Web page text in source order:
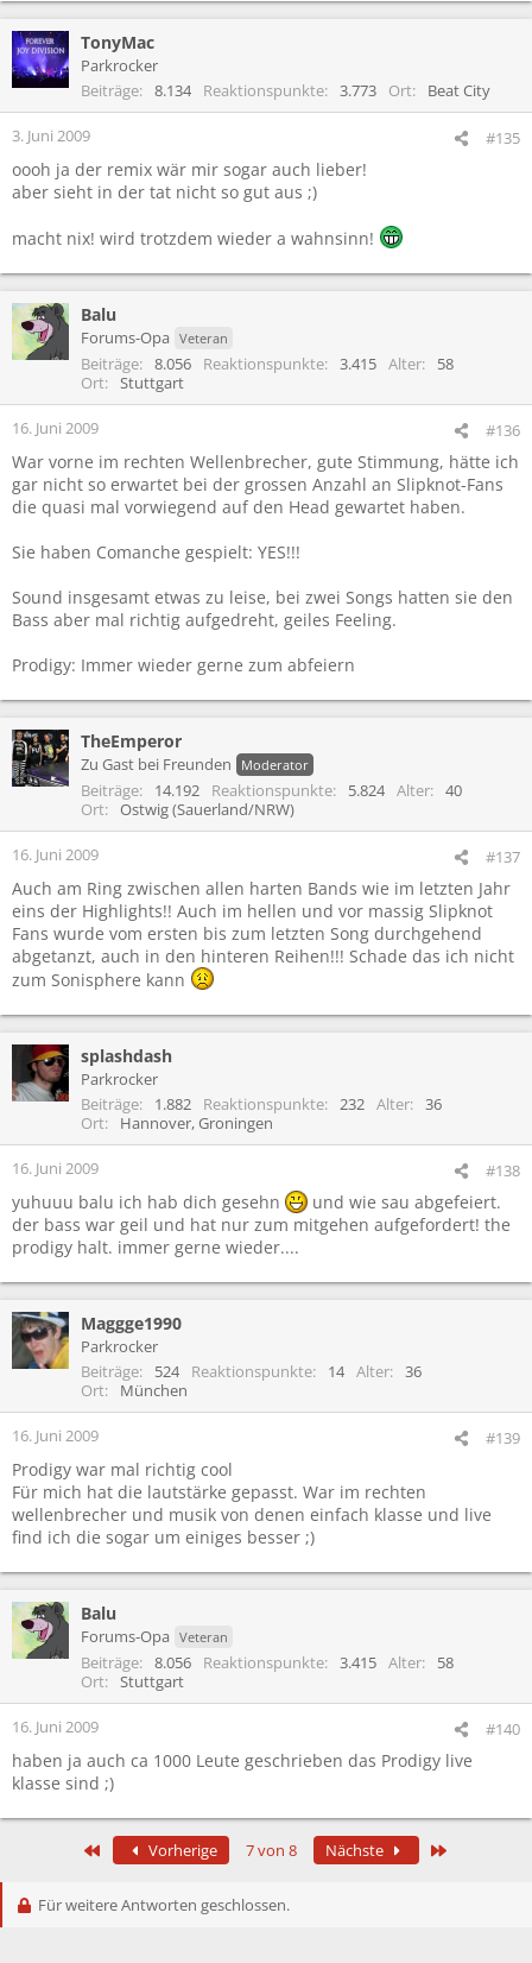
TonyMac
Parkrocker
Beiträge
8.134 Reaktionspunkte 3.773 Ort Beat City
3. Juni 2009 #135
oooh ja der remix wär mir sogar auch lieber!
aber sieht in der tat nicht so gut aus ;)
macht nix! wird trotzdem wieder a wahnsinn!
Balu
Forums-Opa Veteran
Beiträge 8.056 Reaktionspunkte 3.415 Alter
58
Ort
Stuttgart
16. Juni 2009 #136
War vorne im rechten Wellenbrecher, gute Stimmung, hätte ich
gar nicht so erwartet bei der grossen Anzahl an Slipknot-Fans
die quasi mal vorwiegend auf den Head gewartet haben.
Sie haben Comanche gespielt: YES!!!
Sound insgesamt etwas zu leise, bei zwei Songs hatten sie den
Bass aber mal richtig aufgedreht, geiles Feeling.
Prodigy: Immer wieder gerne zum abfeiern
TheEmperor
Zu Gast bei Freunden Moderator
Beiträge 14.192 Reaktionspunkte 5.824 Alter
40
Ort
Ostwig (Sauerland/NRW)
16. Juni 2009 #137
Auch am Ring zwischen allen harten Bands wie im letzten Jahr
eins der Highlights!! Auch im hellen und vor massig Slipknot
Fans wurde vom ersten bis zum letzten Song durchgehend
abgetanzt, auch in den hinteren Reihen!!! Schade das ich nicht
zum Sonisphere kann
splashdash
Parkrocker
Beiträge
1.882 Reaktionspunkte 232 Alter
36
Ort
Hannover, Groningen
16. Juni 2009 #138
yuhuuu balu ich hab dich gesehn
und wie sau abgefeiert.
der bass war geil und hat nur zum mitgehen aufgefordert! the
prodigy halt. immer gerne wieder....
Maggge1990
Parkrocker
Beiträge
524 Reaktionspunkte 14 Alter
36
Ort
München
16. Juni 2009 #139
Prodigy war mal richtig cool
Für mich hat die lautstärke gepasst. War im rechten
wellenbrecher und musik von denen einfach klasse und live
find ich die sogar um einiges besser ;)
Balu
Forums-Opa Veteran
Beiträge 8.056 Reaktionspunkte 3.415 Alter
58
Ort
Stuttgart
16. Juni 2009 #140
haben ja auch ca 1000 Leute geschrieben das Prodigy live
klasse sind ;)
Erste Vorherige 7 von 8 Nächste
Für weitere Antworten geschlossen.